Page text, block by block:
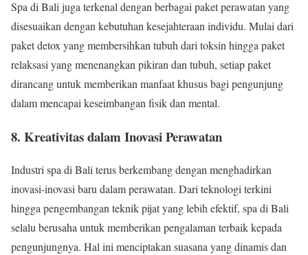
Spa di Bali juga terkenal dengan berbagai paket perawatan yang
disesuaikan dengan kebutuhan kesejahteraan individu. Mulai dari
paket detox yang membersihkan tubuh dari toksin hingga paket
relaksasi yang menenangkan pikiran dan tubuh, setiap paket
dirancang untuk memberikan manfaat khusus bagi pengunjung
dalam mencapai keseimbangan fisik dan mental.
8. Kreativitas dalam Inovasi Perawatan
Industri spa di Bali terus berkembang dengan menghadirkan
inovasi-inovasi baru dalam perawatan. Dari teknologi terkini
hingga pengembangan teknik pijat yang lebih efektif, spa di Bali
selalu berusaha untuk memberikan pengalaman terbaik kepada
pengunjungnya. Hal ini menciptakan suasana yang dinamis dan